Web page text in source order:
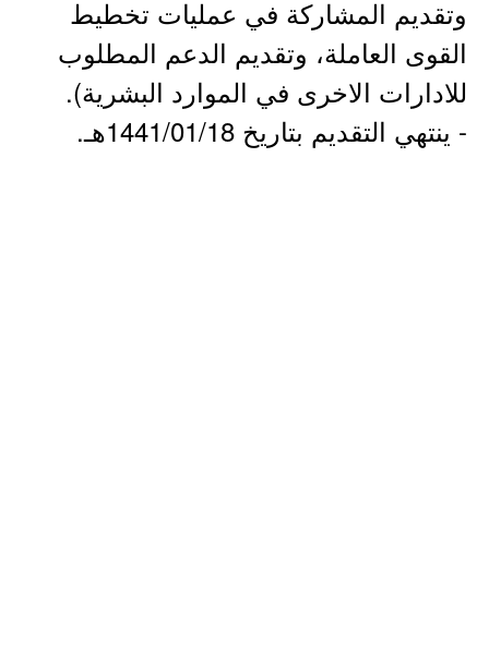
وتقديم المشاركة في عمليات تخطيط
القوى العاملة، وتقديم الدعم المطلوب
للادارات الاخرى في الموارد البشرية).
- ينتهي التقديم بتاريخ 1441/01/18هـ.